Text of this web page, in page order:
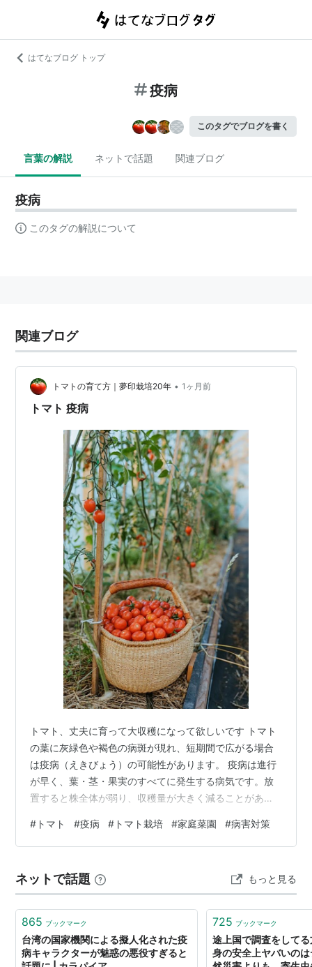
はてなブログ トップ
疫病
このタグでブログを書く
言葉の解説 ネットで話題 関連ブログ
疫病
このタグの解説について
関連ブログ
トマトの育て方｜夢印栽培20年 • 1ヶ月前
トマト 疫病
トマト、丈夫に育って大収穫になって欲しいです トマト
の葉に灰緑色や褐色の病斑が現れ、短期間で広がる場合
は疫病（えきびょう）の可能性があります。 疫病は進行
が早く、葉・茎・果実のすべてに発生する病気です。放
置すると株全体が弱り、収穫量が大きく減ることがあり
すいため、予防と早期発見が重要です。 この記事では、
トマト疫病の症状、原因、予防方法、発生後の対処法ま
（卵菌類）が原因で発生する病気です。多くの野菜で発
生しますが、特にトマトやジャガイモなどナス科植物で
被害が出やすくなります。 葉・茎・果実…
# トマト #疫病 # トマト栽培 #家庭菜園 #病害対策
ネットで話題 もっと見る
865 ブックマーク
台湾の国家機関による擬人化された疫
病キャラクターが魅惑の悪役すぎると
725 ブックマーク
途上国で調査をして
身の安全上ヤバいの